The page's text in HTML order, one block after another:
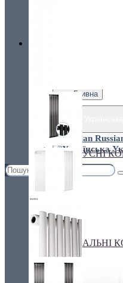
Україна, м.
грн. Гривна
ПЛІНТУСНІ
СПЕЦІАЛЬНІ